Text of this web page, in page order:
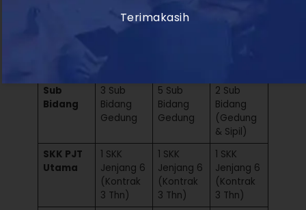
16.000.00
18.000.00
Sub
Bidang
3 Sub
Bidang
Gedung
5 Sub
Bidang
Gedung
2 Sub
Bidang
(Gedung
& Sipil)
SKK PJT
Utama
1 SKK
Jenjang 6
(Kontrak
3 Thn)
1 SKK
Jenjang 6
(Kontrak
3 Thn)
1 SKK
Jenjang 6
(Kontrak
3 Thn)
Terimakasih